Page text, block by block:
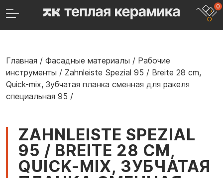
0
Главная / Фасадные материалы / Рабочие
инструменты / Zahnleiste Spezial 95 / Breite 28 cm,
Quick-mix, Зубчатая планка сменная для ракеля
специальная 95 /
ZAHNLEISTE SPEZIAL
95 / BREITE 28 CM,
QUICK-MIX, ЗУБЧАТАЯ